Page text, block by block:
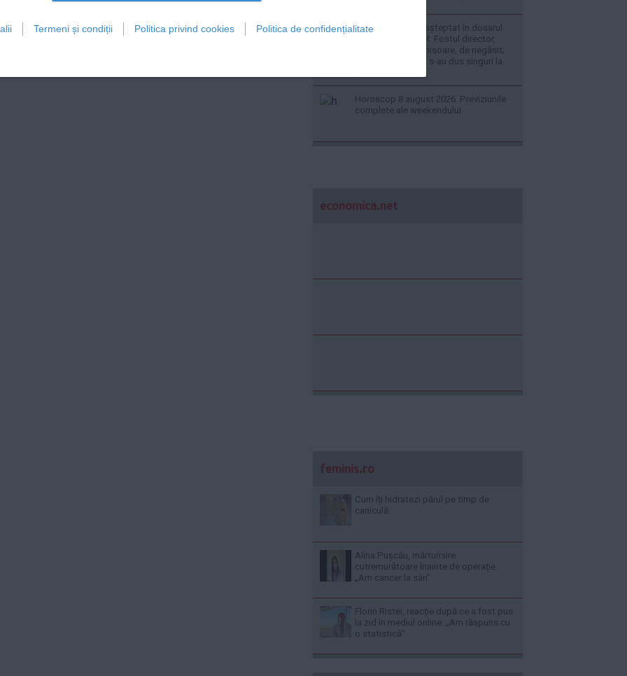
Termeni și condiții Politica privind cookies Politica de confidențialitateDeznodământ neașteptat în dosarul
șpăgilor de la RAR: Fostul director,
condamnat la închisoare, de negăsit;
alți patru inculpați s-au dus singuri la
Horoscop 8 august 2026. Previziunile
complete ale weekendului
economica.net
feminis.ro
Cum îți hidratezi părul pe timp de
caniculă
Alina Pușcău, mărturisire
cutremurătoare înainte de operație:
„Am cancer la sân”
Florin Ristei, reacție după ce a fost pus
la zid în mediul online: „Am răspuns cu
o statistică”